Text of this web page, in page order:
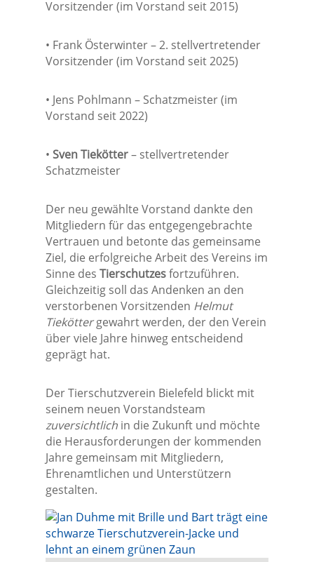
Vorsitzender (im Vorstand seit 2015)
• Frank Österwinter – 2. stellvertretender
Vorsitzender (im Vorstand seit 2025)
• Jens Pohlmann – Schatzmeister (im
Vorstand seit 2022)
• Sven Tiekötter– stellvertretender
Schatzmeister
Der neu gewählte Vorstand dankte den
Mitgliedern für das entgegengebrachte
Vertrauen und betonte das gemeinsame
Ziel, die erfolgreiche Arbeit des Vereins im
Sinne des Tierschutzesfortzuführen.
Gleichzeitig soll das Andenken an den
verstorbenen Vorsitzenden Helmut
Tieköttergewahrt werden, der den Verein
über viele Jahre hinweg entscheidend
geprägt hat.
Der Tierschutzverein Bielefeld blickt mit
seinem neuen Vorstandsteam
zuversichtlichin die Zukunft und möchte
die Herausforderungen der kommenden
Jahre gemeinsam mit Mitgliedern,
Ehrenamtlichen und Unterstützern
gestalten.